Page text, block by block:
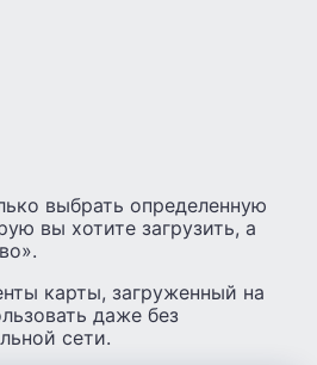
выбрать определенную
вы хотите загрузить, а
карты, загруженный на
даже без
сети.